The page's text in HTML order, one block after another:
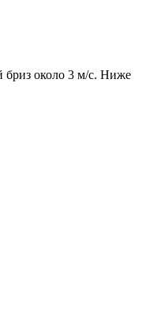
бриз около 3 м/с. Ниже